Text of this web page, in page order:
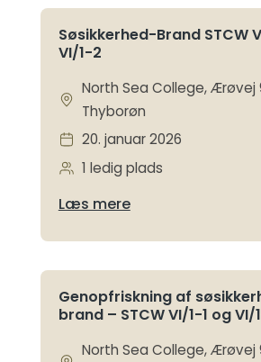
Søsikkerhed-Brand STCW
VI/1-2
North Sea College, Ærøvej
Thyborøn
20. januar 2026
1 ledig plads
Læs mere
Genopfriskning af
brand – STCW VI/1-1 og VI/
North Sea College, Ærøvej